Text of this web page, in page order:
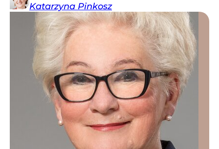
Katarzyna Pinkosz